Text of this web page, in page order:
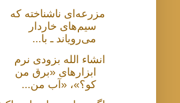
مزرعه‌ای ناشناخته که
سیم‌های خاردار
می‌رویاند ـ با...
انشاء الله بزودی نرم
ابزارهای «برق من
کو؟»، «آب من...